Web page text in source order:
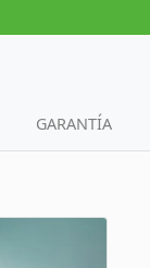
GARANTÍA